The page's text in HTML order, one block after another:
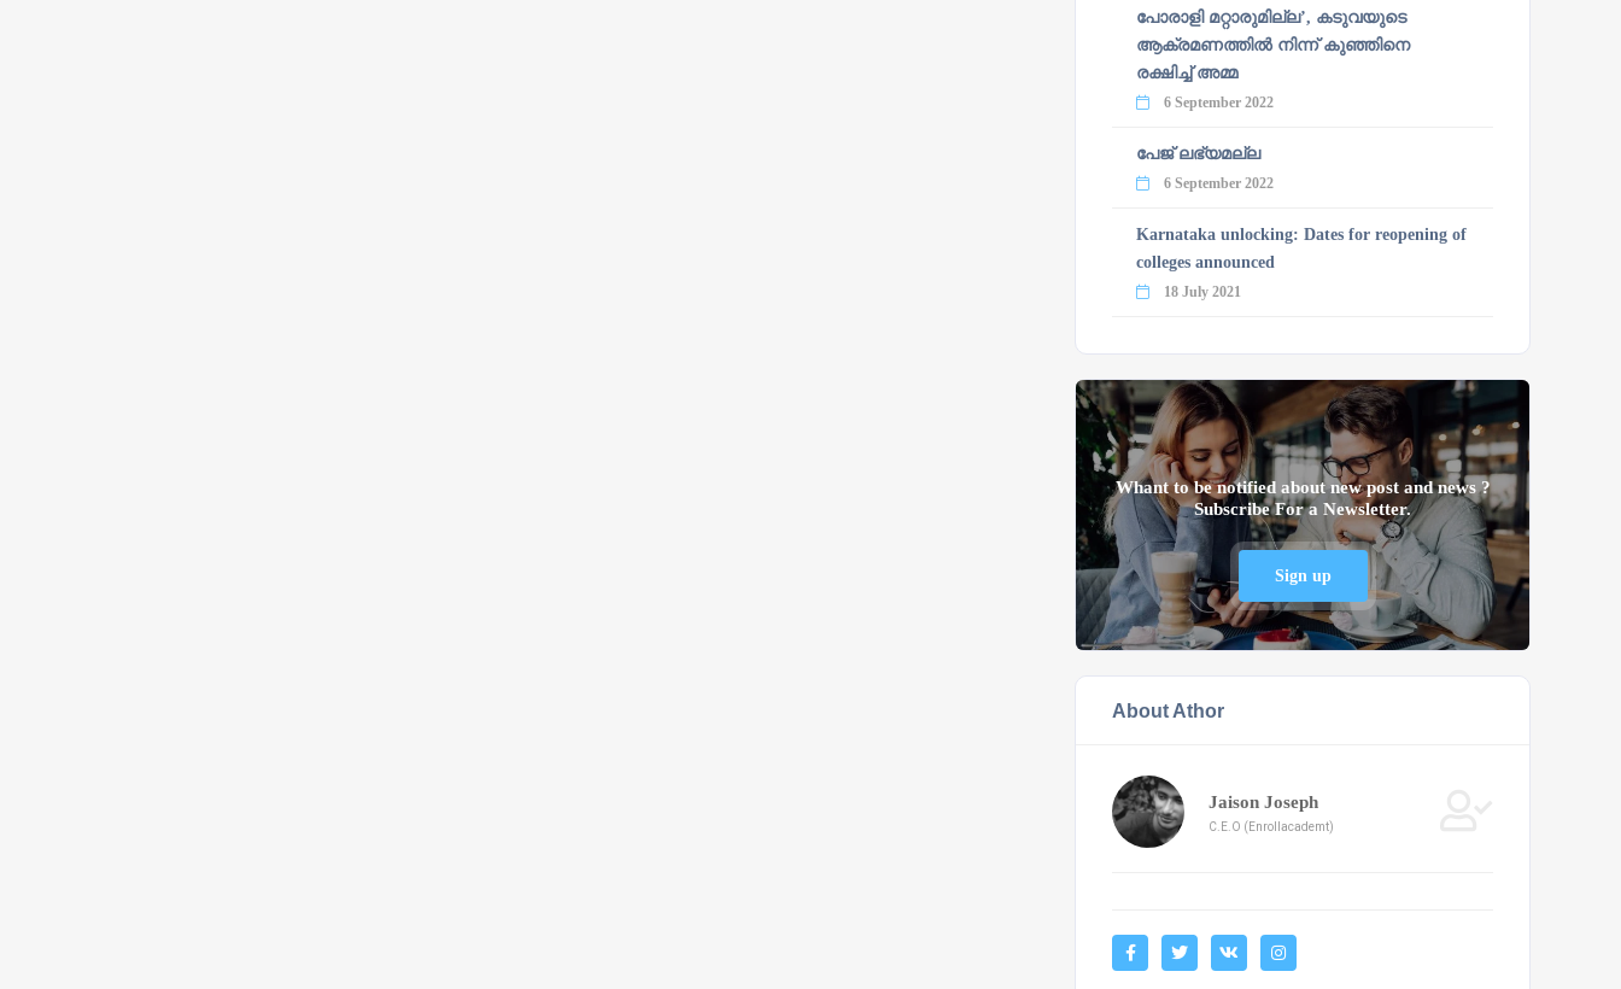
പോരാളി മറ്റാരുമില്ല’, കടുവയുടെ
ആക്രമണത്തില്‍ നിന്ന് കുഞ്ഞിനെ
രക്ഷിച്ച് അമ്മ
6 September 2022
പേജ് ലഭ്യമല്ല
6 September 2022
Karnataka unlocking: Dates for reopening of
colleges announced
18 July 2021
Whant to be notified about new post and news ?
Subscribe For a Newsletter.
Sign up
About Athor
Jaison Joseph
C.E.O (Enrollacademt)